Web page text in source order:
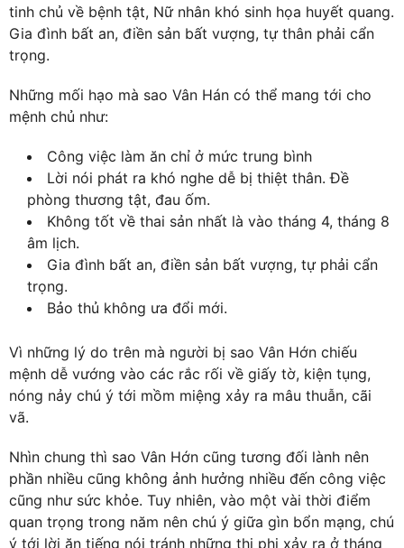
tinh chủ về bệnh tật, Nữ nhân khó sinh họa huyết quang.
Gia đình bất an, điền sản bất vượng, tự thân phải cẩn
trọng.
Những mối hạo mà sao Vân Hán có thể mang tới cho
mệnh chủ như:
Công việc làm ăn chỉ ở mức trung bình
Lời nói phát ra khó nghe dễ bị thiệt thân. Đề
phòng thương tật, đau ốm.
Không tốt về thai sản nhất là vào tháng 4, tháng 8
âm lịch.
Gia đình bất an, điền sản bất vượng, tự phải cẩn
trọng.
Bảo thủ không ưa đổi mới.
Vì những lý do trên mà người bị sao Vân Hớn chiếu
mệnh dễ vướng vào các rắc rối về giấy tờ, kiện tụng,
nóng nảy chú ý tới mồm miệng xảy ra mâu thuẫn, cãi
vã.
Nhìn chung thì sao Vân Hớn cũng tương đối lành nên
phần nhiều cũng không ảnh hưởng nhiều đến công việc
cũng như sức khỏe. Tuy nhiên, vào một vài thời điểm
quan trọng trong năm nên chú ý giữa gìn bổn mạng, chú
ý tới lời ăn tiếng nói tránh những thị phi xảy ra ở tháng